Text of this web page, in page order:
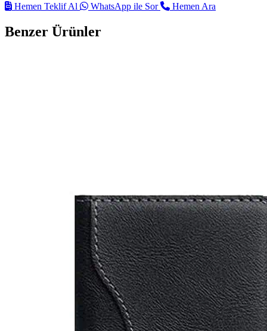
Hemen Teklif Al
WhatsApp ile Sor Hemen Ara
Benzer Ürünler